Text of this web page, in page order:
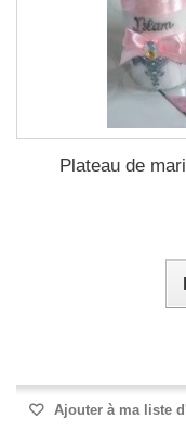
Plateau de
Ajouter à ma liste